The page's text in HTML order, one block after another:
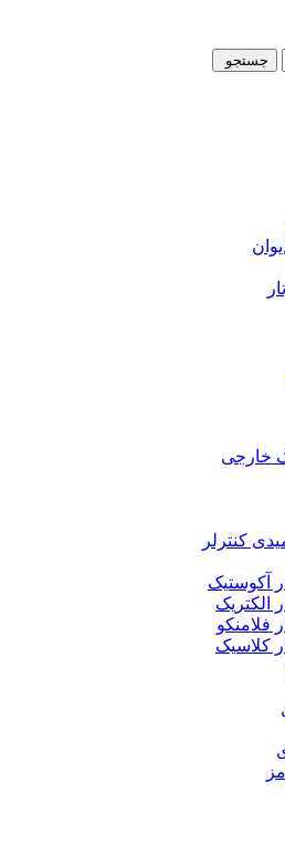
جستجو
خارجی
کنترلر
آکوستیک
الکتریک
فلامنکو
کلاسیک